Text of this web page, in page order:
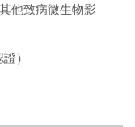
他致病微生物影
）